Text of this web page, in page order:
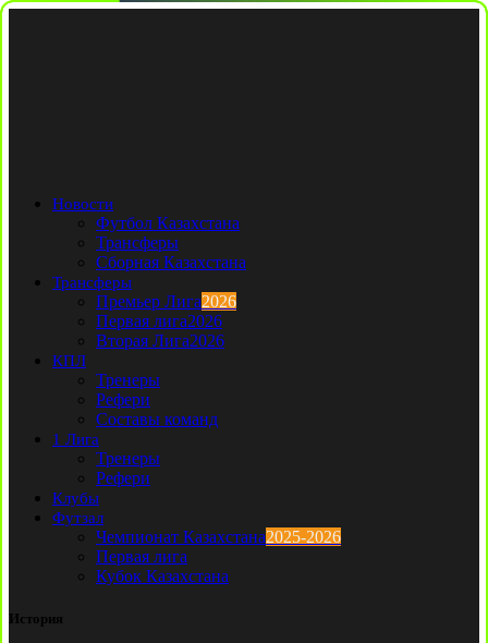
Новости
Футбол Казахстана
Трансферы
Сборная Казахстана
Трансферы
Премьер Лига2026
Первая лига2026
Вторая Лига2026
КПЛ
Тренеры
Рефери
Составы команд
1 Лига
Тренеры
Рефери
Клубы
Футзал
Чемпионат Казахстана2025-2026
Первая лига
Кубок Казахстана
История